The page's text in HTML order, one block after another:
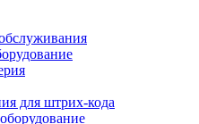
для штрих-кода